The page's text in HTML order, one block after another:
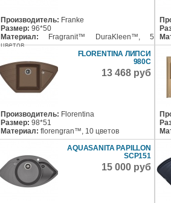
Производитель: Franke
Размер: 96*50
Материал:
Fragranit™ DuraKleen™, 5
цветов
FLORENTINA ЛИПСИ
980С
13 468 руб
Производитель: Florentina
Размер: 98*51
Материал: florengran™, 10 цветов
AQUASANITA PAPILLON
SCP151
15 000 руб